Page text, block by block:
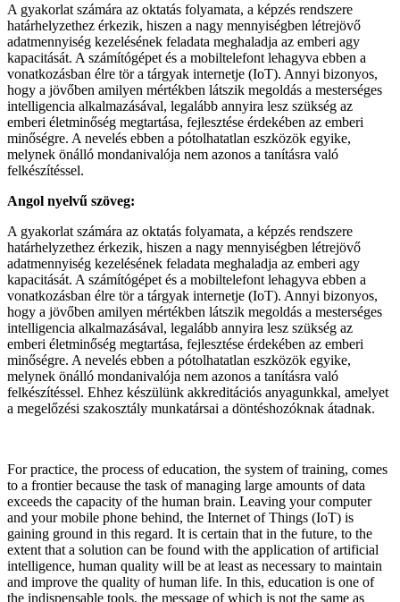
A gyakorlat számára az oktatás folyamata, a képzés rendszere
határhelyzethez érkezik, hiszen a nagy mennyiségben létrejövő
adatmennyiség kezelésének feladata meghaladja az emberi agy
kapacitását. A számítógépet és a mobiltelefont lehagyva ebben a
vonatkozásban élre tör a tárgyak internetje (IoT). Annyi bizonyos,
hogy a jövőben amilyen mértékben látszik megoldás a mesterséges
intelligencia alkalmazásával, legalább annyira lesz szükség az
emberi életminőség megtartása, fejlesztése érdekében az emberi
minőségre. A nevelés ebben a pótolhatatlan eszközök egyike,
melynek önálló mondanivalója nem azonos a tanításra való
felkészítéssel.
Angol nyelvű szöveg:
A gyakorlat számára az oktatás folyamata, a képzés rendszere
határhelyzethez érkezik, hiszen a nagy mennyiségben létrejövő
adatmennyiség kezelésének feladata meghaladja az emberi agy
kapacitását. A számítógépet és a mobiltelefont lehagyva ebben a
vonatkozásban élre tör a tárgyak internetje (IoT). Annyi bizonyos,
hogy a jövőben amilyen mértékben látszik megoldás a mesterséges
intelligencia alkalmazásával, legalább annyira lesz szükség az
emberi életminőség megtartása, fejlesztése érdekében az emberi
minőségre. A nevelés ebben a pótolhatatlan eszközök egyike,
melynek önálló mondanivalója nem azonos a tanításra való
felkészítéssel. Ehhez készülünk akkreditációs anyagunkkal, amelyet
a megelőzési szakosztály munkatársai a döntéshozóknak átadnak.
For practice, the process of education, the system of training, comes
to a frontier because the task of managing large amounts of data
exceeds the capacity of the human brain. Leaving your computer
and your mobile phone behind, the Internet of Things (IoT) is
gaining ground in this regard. It is certain that in the future, to the
extent that a solution can be found with the application of artificial
intelligence, human quality will be at least as necessary to maintain
and improve the quality of human life. In this, education is one of
the indispensable tools, the message of which is not the same as